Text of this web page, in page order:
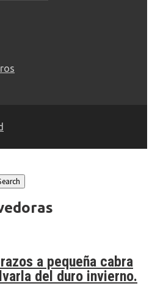
a pequeña cabra
del duro invierno.